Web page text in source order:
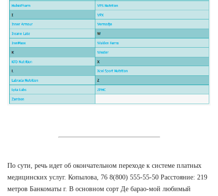
По сути, речь идет об окончательном переходе к системе платных
медицинских услуг. Копылова, 76 8(800) 555-55-50 Расстояние: 219
метров Банкоматы г. В основном сорт Де барао-мой любимый